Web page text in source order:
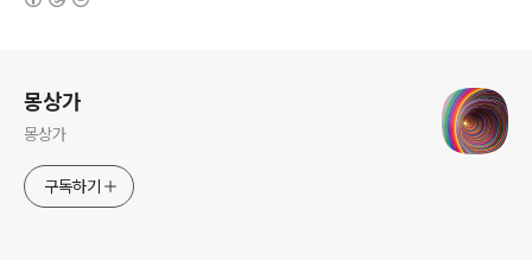
몽상가
몽상가
구독하기